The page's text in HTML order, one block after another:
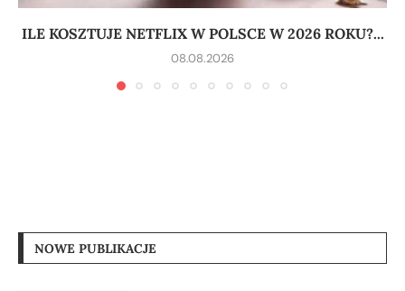
ILE KOSZTUJE NETFLIX W POLSCE W 2026 ROKU?...
08.08.2026
NOWE PUBLIKACJE